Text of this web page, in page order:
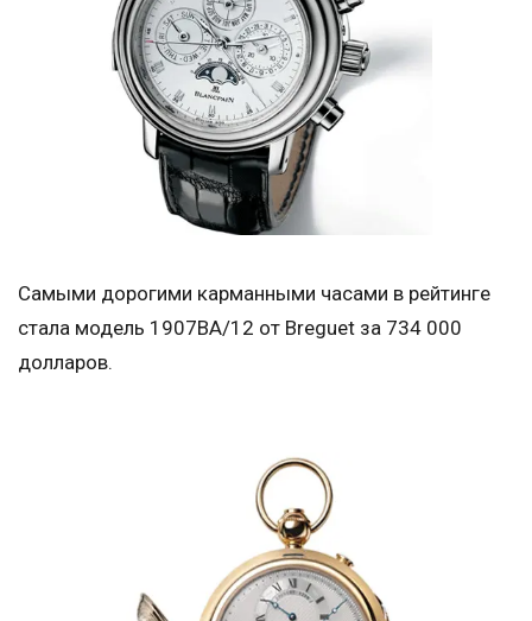
Самыми дорогими карманными часами в рейтинге
стала модель 1907BA/12 от Breguet за 734 000
долларов.